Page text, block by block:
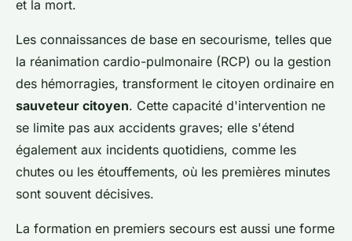
et la mort.
Les connaissances de base en secourisme, telles que
la réanimation cardio-pulmonaire (RCP) ou la gestion
des hémorragies, transforment le citoyen ordinaire en
sauveteur citoyen. Cette capacité d'intervention ne
se limite pas aux accidents graves; elle s'étend
également aux incidents quotidiens, comme les
chutes ou les étouffements, où les premières minutes
sont souvent décisives.
La formation en premiers secours est aussi une forme